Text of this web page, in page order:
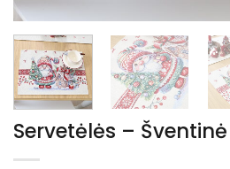
Servetėlės –